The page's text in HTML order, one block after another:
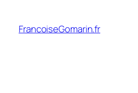
contenu
FrancoiseGomarin.fr